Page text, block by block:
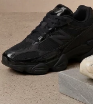
COMPRAR
PRODUTO
5. Tênis Diesel